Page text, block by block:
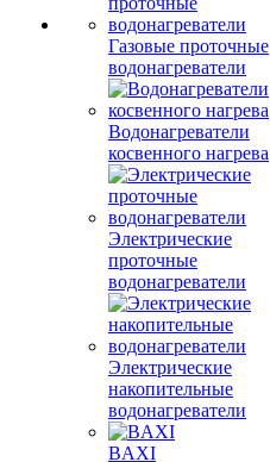
Газовые проточные
водонагреватели
Водонагреватели
косвенного нагрева
Электрические
проточные
водонагреватели
Электрические
накопительные
водонагреватели
BAXI